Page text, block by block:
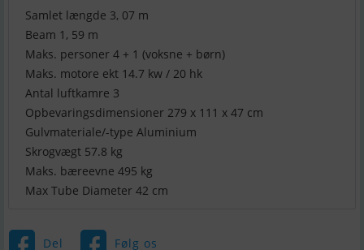
Samlet længde 3, 07 m
Beam 1, 59 m
Maks. personer 4 + 1 (voksne + børn)
Maks. motore ekt 14.7 kw / 20 hk
Antal luftkamre 3
Opbevaringsdimensioner 279 x 111 x 47 cm
Gulvmateriale/-type Aluminium
Skrogvægt 57.8 kg
Maks. bæreevne 495 kg
Max Tube Diameter 42 cm
Del Følg os